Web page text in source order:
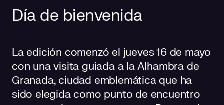
Día de bienvenida
La edición comenzó el jueves 16 de mayo
con una visita guiada a la Alhambra de
Granada, ciudad emblemática que ha
sido elegida como punto de encuentro